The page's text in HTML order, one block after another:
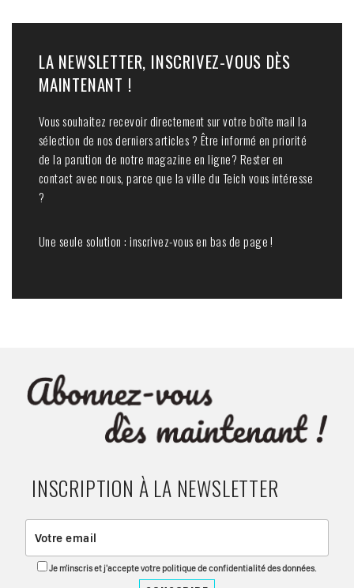
LA NEWSLETTER, INSCRIVEZ-VOUS DÈS
MAINTENANT !
Vous souhaitez recevoir directement sur votre boîte mail la
sélection de nos derniers articles ? Être informé en priorité
de la parution de notre magazine en ligne? Rester en
contact avec nous, parce que la ville du Teich vous intéresse
?
Une seule solution : inscrivez-vous en bas de page !
INSCRIPTION À LA NEWSLETTER
Je m'inscris et j'accepte votre politique de confidentialité des données.